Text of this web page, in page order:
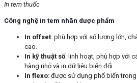
In tem thuốc
Công nghệ in tem nhãn dược phẩm
In offset: phù hợp với số lượng lớn,
cao.
In kỹ thuật số: linh hoạt, phù hợp với
hàng nhỏ và in dữ liệu biến đổi.
In flexo: được sử dụng phổ biến trong